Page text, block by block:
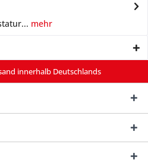
mehr
innerhalb Deutschlands